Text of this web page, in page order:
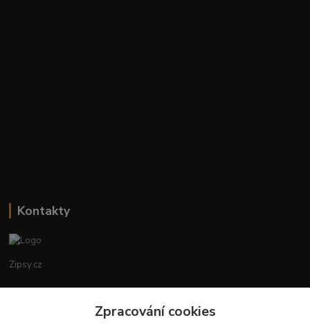
Kontakty
Zipsy.cz
+420774877333
Zpracování cookies